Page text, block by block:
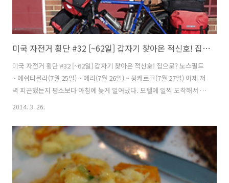
미국 자전거 횡단 #32 [~62일] 갑자기 찾아온 적신호! 집으로? (에리, 뒹케르크)
미국 자전거 횡단 #32 [~62일] 갑자기 찾아온 적신호! 집으로? 노스필드
~ 에쉬타볼라(7월 25일) ~ 에리(7월 26일) ~ 뒹케르크(7월 27일) 어제 저
녁 피곤했는지 평소보다 아침에 늦게 일어났다. 모텔에 일찍 도착해서 쉬
스건이 패달을 밟고 회전을 할때 특정 위치에서 당김을 느꼈다. 통증은
없었는데 어디 걸렸다 갑자기 펴지는 느낌은 계속 됐다. 잠시 가던 길을
멈추고 바닥에 앉아서 아킬레스건을 엄지와 검지로 잡은 다음 오므렸다
폈다를 여러번 반복해 봤다. 자전거를 탈때처럼 그런 느낌은 나지 않았
다. 다시 몇번 동작을 반복하다 뒷꿈치를 완전히 펴봤다. ..
2014. 3. 26.